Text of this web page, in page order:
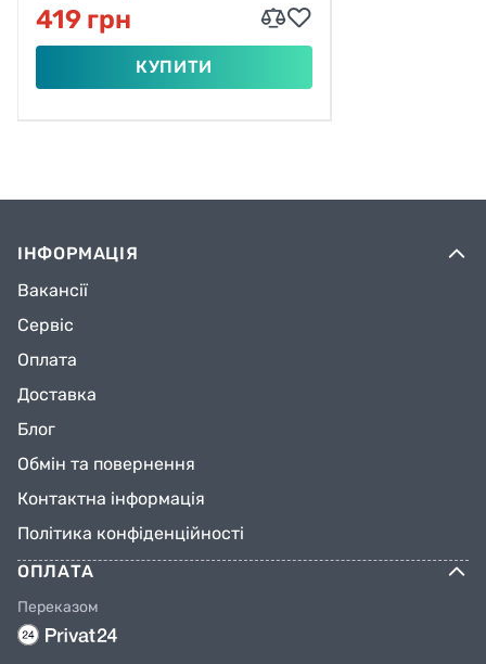
419 грн
КУПИТИ
ІНФОРМАЦІЯ
Вакансії
Сервіс
Оплата
Доставка
Блог
Обмін та повернення
Контактна інформація
Політика конфіденційності
ОПЛАТА
Переказом